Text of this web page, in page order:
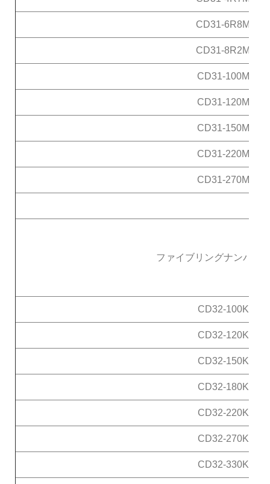
CD31-6R8M
CD31-8R2M
CD31-100M
CD31-120M
CD31-150M
CD31-220M
CD31-270M
ファイブリングナンバー
CD32-100K
CD32-120K
CD32-150K
CD32-180K
CD32-220K
CD32-270K
CD32-330K